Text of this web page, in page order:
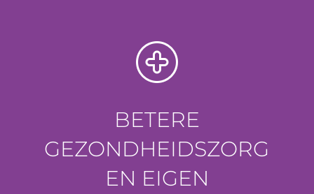
BETERE
GEZONDHEIDSZORG
EN EIGEN